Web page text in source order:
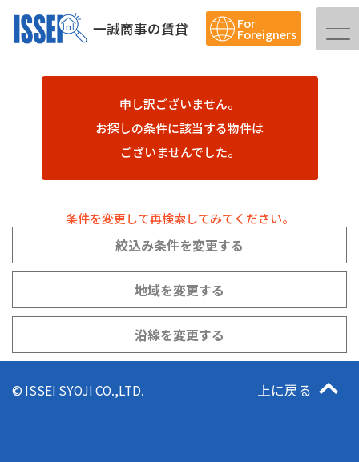
一誠商事の賃貸 For
Foreigners
申し訳ございません。
お探しの条件に該当する物件は
ございませんでした。
条件を変更して再検索してみてください。
絞込み条件を変更する
地域を変更する
沿線を変更する
© ISSEI SYOJI CO.,LTD. 上に戻る